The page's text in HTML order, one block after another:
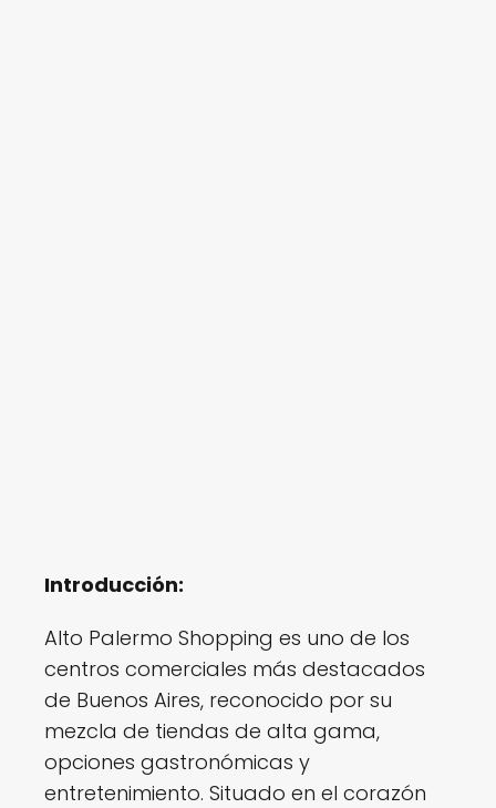
Introducción:
Alto Palermo Shopping es uno de los
centros comerciales más destacados
de Buenos Aires, reconocido por su
mezcla de tiendas de alta gama,
opciones gastronómicas y
entretenimiento. Situado en el corazón